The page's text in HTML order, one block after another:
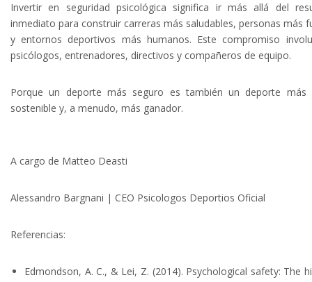
Invertir en seguridad psicológica significa ir más allá del
inmediato para construir carreras más saludables, personas más
y entornos deportivos más humanos. Este compromiso
psicólogos, entrenadores, directivos y compañeros de equipo.
Porque un deporte más seguro es también un deporte más
sostenible y, a menudo, más ganador.
A cargo de Matteo Deasti
Alessandro Bargnani | CEO Psicologos Deportios Oficial
Referencias:
Edmondson, A. C., & Lei, Z. (2014). Psychological safety: The